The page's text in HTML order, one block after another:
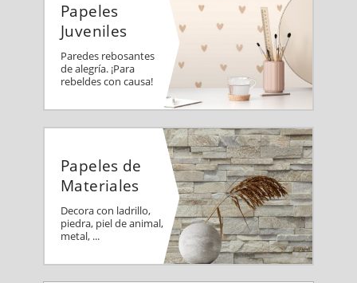
Papeles
Juveniles
Paredes rebosantes
de alegría. ¡Para
rebeldes con causa!
Papeles de
Materiales
Decora con ladrillo,
piedra, piel de animal,
metal, ...